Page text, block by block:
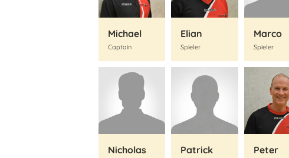
Michael
Captain
Elian
Spieler
Marco
Spieler
Nicholas Patrick Peter